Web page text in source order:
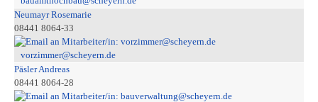
Neumayr Rosemarie
08441 8064-33
vorzimmer@scheyern.de
Päsler Andreas
08441 8064-28